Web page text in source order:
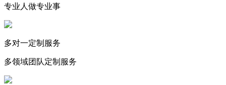
专业人做专业事
多对一定制服务
多领域团队定制服务